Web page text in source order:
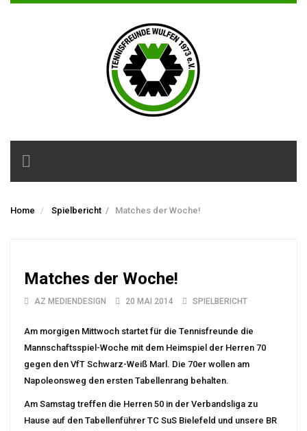
Toggle
navigation
Home Spielbericht / Matches der Woche!
Matches der Woche!
AZ MEDIENDESIGN 20 MAI 2014 SPIELBERICHT
Am morgigen Mittwoch startet für die Tennisfreunde die
Mannschaftsspiel-Woche mit dem Heimspiel der Herren 70
gegen den VfT Schwarz-Weiß Marl. Die 70er wollen am
Napoleonsweg den ersten Tabellenrang behalten.
Am Samstag treffen die Herren 50 in der Verbandsliga zu
Hause auf den Tabellenführer TC SuS Bielefeld und unsere BR